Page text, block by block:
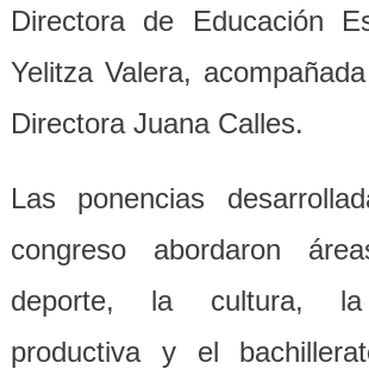
Directora de Educación
Yelitza Valera,
Directora Juana Calles.
Las ponencias
congreso abordaron
deporte, la cultura, la
productiva y el